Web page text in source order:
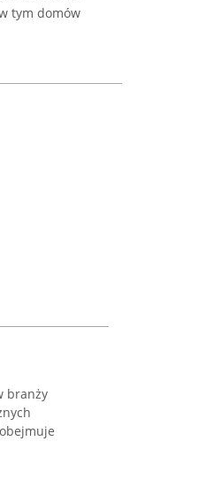
tym domów
branży